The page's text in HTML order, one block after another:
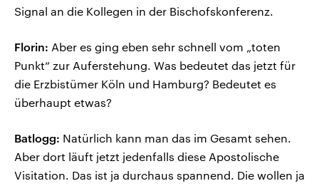
Signal an die Kollegen in der Bischofskonferenz.
Florin: Aber es ging eben sehr schnell vom „toten
Punkt“ zur Auferstehung. Was bedeutet das jetzt für
die Erzbistümer Köln und Hamburg? Bedeutet es
überhaupt etwas?
Batlogg: Natürlich kann man das im Gesamt sehen.
Aber dort läuft jetzt jedenfalls diese Apostolische
Visitation. Das ist ja durchaus spannend. Die wollen ja